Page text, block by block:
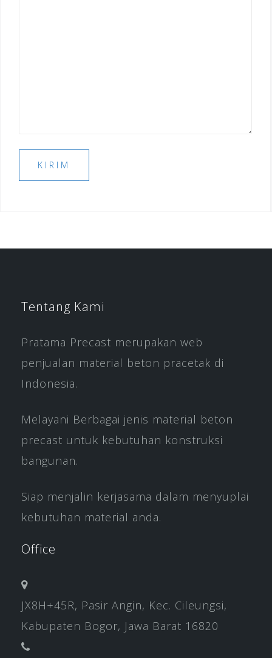
Tentang Kami
Pratama Precast merupakan web
penjualan material beton pracetak di
Indonesia.
Melayani Berbagai jenis material beton
precast untuk kebutuhan konstruksi
bangunan.
Siap menjalin kerjasama dalam menyuplai
kebutuhan material anda.
Office
JX8H+45R, Pasir Angin, Kec. Cileungsi,
Kabupaten Bogor, Jawa Barat 16820